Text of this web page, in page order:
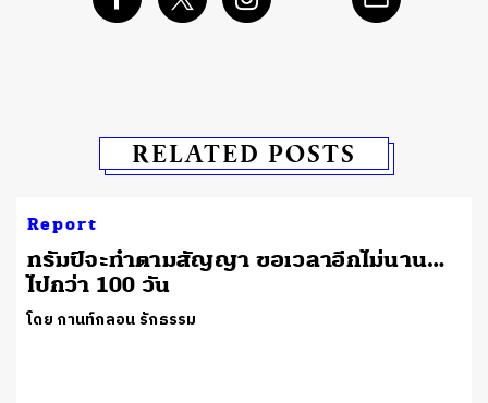
RELATED POSTS
Report
ทรัมป์จะทำตามสัญญา ขอเวลาอีกไม่นาน…
ไปกว่า 100 วัน
โดย กานท์กลอน รักธรรม